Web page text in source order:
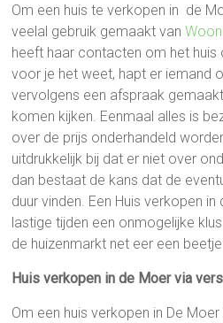
Om een huis te verkopen in de
veelal gebruik gemaakt van
heeft haar contacten om het huis
voor je het weet, hapt er iemand
vervolgens een afspraak
komen kijken. Eenmaal alles is
over de prijs onderhandeld
uitdrukkelijk bij dat er niet over
dan bestaat de kans dat de
duur vinden. Een Huis verkopen
lastige tijden een onmogelijke
de huizenmarkt net eer een
Huis verkopen in de Moer via
Om een huis verkopen in De